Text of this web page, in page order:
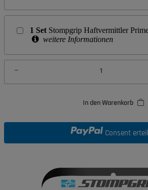
1 Set Stompgrip Haftvermittler
weitere Informationen
In den Warenkorb
Consent